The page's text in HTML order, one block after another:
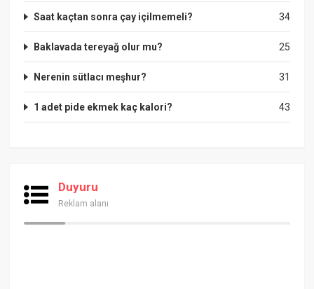
34
Saat kaçtan sonra çay içilmemeli?
25
Baklavada tereyağ olur mu?
31
Nerenin sütlacı meşhur?
43
1 adet pide ekmek kaç kalori?
Duyuru
Reklam alanı